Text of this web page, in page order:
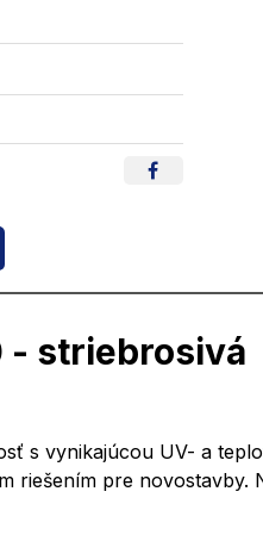
- striebrosivá
s vynikajúcou UV- a
riešením pre